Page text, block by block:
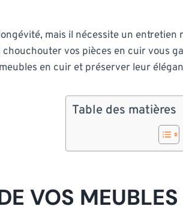
mais il nécessite un
vos pièces en cuir vous
en cuir et préserver leur
Table des matières
VOS